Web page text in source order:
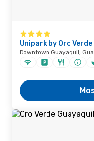
Unipark by Oro
Downtown Guayaquil,